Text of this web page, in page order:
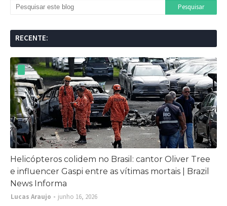
RECENTE:
Helicópteros colidem no Brasil: cantor Oliver Tree
e influencer Gaspi entre as vítimas mortais | Brazil
News Informa
Lucas Araujo
junho 16, 2026